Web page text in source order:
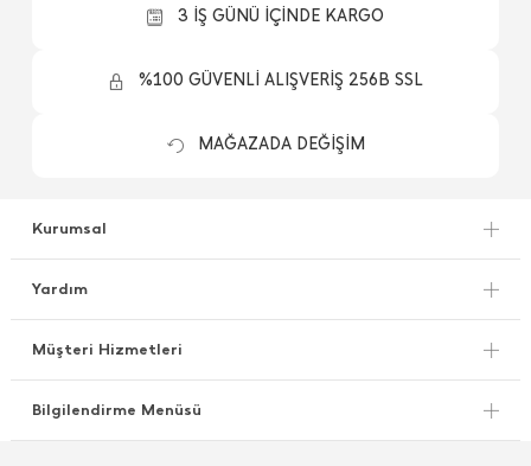
3 İŞ GÜNÜ İÇİNDE KARGO
%100 GÜVENLİ ALIŞVERİŞ 256B SSL
MAĞAZADA DEĞİŞİM
Kurumsal
Yardım
Müşteri Hizmetleri
Bilgilendirme Menüsü